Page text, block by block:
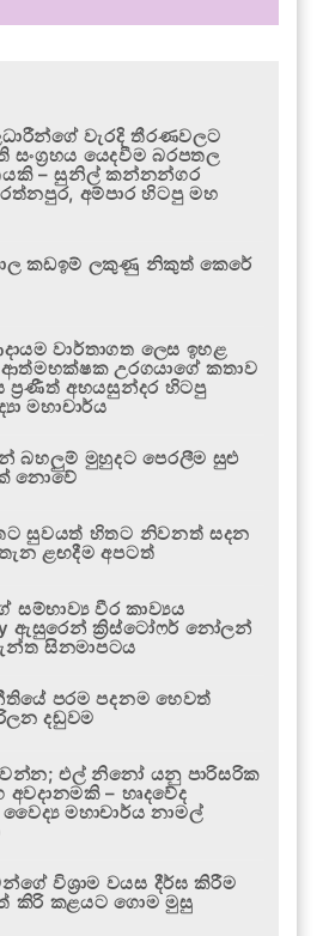
වැරදි තීරණවලට
යෙදවීම බරපතල
– සුනිල් කන්නන්ගර
අම්පාර හිටපු මහ
කඩඉම් ලකුණු නිකුත් කෙරේ
වාර්තාගත ලෙස ඉහළ
ආත්මභක්ෂක උරගයාගේ කතාව
ප්‍රණීත් අභයසුන්දර හිටපු
මහාචාර්ය
බහලුම් මුහුදට පෙරලීම සුළු
නොවේ
සුවයත් හිතට නිවනත් සදන
ළඟදීම අපටත්
සම්භාව්‍ය වීර කාව්‍යය
ඇසුරෙන් ක්‍රිස්ටෝෆර් නෝලන්
සිනමාපටය
පරම පදනම හෙවත්
දඬුවම
වන්න; එල් නිනෝ යනු පාරිසරික
අවදානමකි – හෘදවේද
මහාචාර්ය නාමල්
විශ්‍රාම වයස දීර්ඝ කිරීම
කිරි කළයට ගොම මුසු